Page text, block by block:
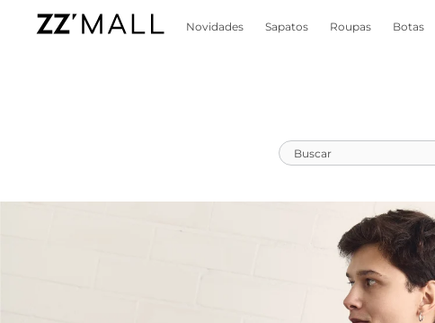
Novidades Sapatos Roupas Botas